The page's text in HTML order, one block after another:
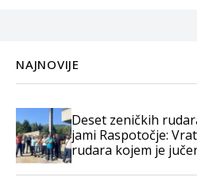
NAJNOVIJE
Deset zeničkih
jami Raspotočje:
rudara kojem je